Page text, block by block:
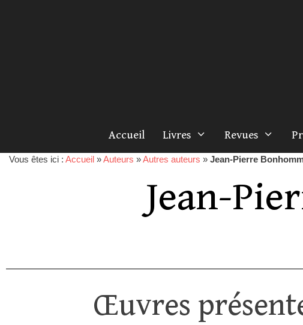
Accueil Livres Revues
Vous êtes ici : Accueil »Auteurs »Autres auteurs » Jean-Pierre
Jean-
Œuvres